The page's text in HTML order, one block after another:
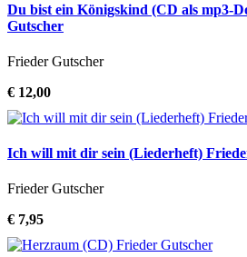
Du bist ein Königskind (CD als mp3-
Gutscher
Frieder Gutscher
€ 12,00
Ich will mit dir sein (Liederheft)
Frieder Gutscher
€ 7,95